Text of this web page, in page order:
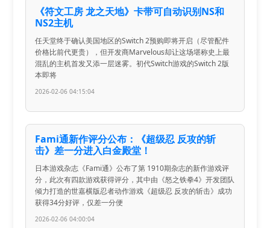
《符文工房 龙之天地》卡带可自动识别NS和
NS2主机
任天堂终于确认美国地区的Switch 2预购即将开启（尽管配件
价格比前代更贵），但开发商Marvelous却让这场堪称史上最
混乱的主机首发又添一层迷雾。初代Switch游戏的Switch 2版
本即将
2026-02-06 04:15:04
Fami通新作评分公布：《超级忍 反攻的斩
击》差一分进入白金殿堂！
日本游戏杂志《Fami通》公布了第 1910期杂志的新作游戏评
分，此次有四款游戏获得评分，其中由《怒之铁拳4》开发团队
倾力打造的世嘉横版忍者动作游戏《超级忍 反攻的斩击》成功
获得34分好评，仅差一分便
2026-02-06 04:00:04